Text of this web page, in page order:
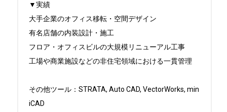
▼実績
大手企業のオフィス移転・空間デザイン
有名店舗の内装設計・施工
フロア・オフィスビルの大規模リニューアル工事
工場や商業施設などの非住宅領域における一貫管理
その他ツール：STRATA, Auto CAD, VectorWorks, min
iCAD